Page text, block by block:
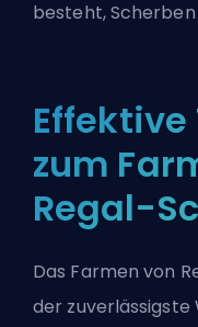
besteht,
zum
Regal-
Das Farmen von
der zuverlässigste